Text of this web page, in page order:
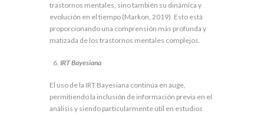
trastornos mentales, sino también su dinámica y
evolución en el tiempo (Markon, 2019). Esto está
proporcionando una comprensión más profunda y
matizada de los trastornos mentales complejos.
IRT Bayesiana
El uso de la IRT Bayesiana continúa en auge,
permitiendo la inclusión de información previa en el
análisis y siendo particularmente útil en estudios